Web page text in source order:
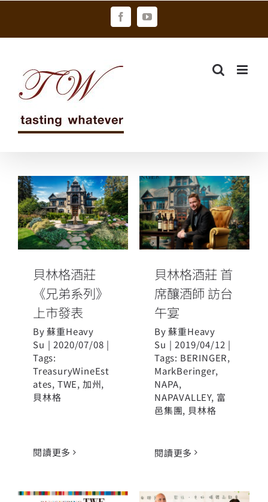
FacebookYouTube
貝林格酒莊
《兄弟系列》
上市發表
貝林格酒莊
《兄弟系列》
上市發表
By蘇重Heavy
Su | 2020/07/08 |
Tags:
TreasuryWineEst
ates, TWE, 加州,
貝林格
閱讀更多
貝林格酒莊 首
席釀酒師 訪台
午宴
貝林格酒莊 首
席釀酒師 訪台
午宴
By蘇重Heavy
Su | 2019/04/12 |
Tags: BERINGER,
MarkBeringer,
NAPA,
NAPAVALLEY, 富
邑集團, 貝林格
閱讀更多